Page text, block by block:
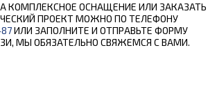
КОМПЛЕКСНОЕ ОСНАЩЕНИЕ ИЛИ ЗАКАЗАТЬ
ПРОЕКТ МОЖНО ПО ТЕЛЕФОНУ
ИЛИ ЗАПОЛНИТЕ И ОТПРАВЬТЕ ФОРМУ
МЫ ОБЯЗАТЕЛЬНО СВЯЖЕМСЯ С ВАМИ.